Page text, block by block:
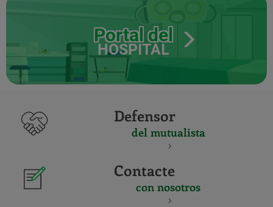
Portal del
HOSPITAL
Defensor
del mutualista
Contacte
con nosotros